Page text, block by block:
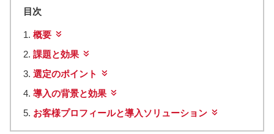
目次
概要
課題と効果
選定のポイント
導入の背景と効果
お客様プロフィールと導入ソリューション